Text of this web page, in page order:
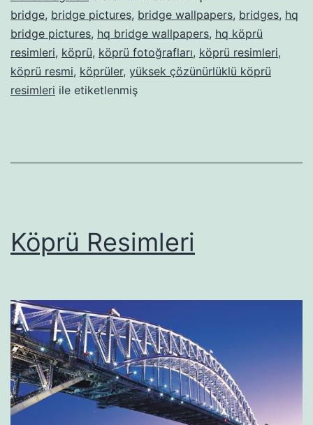
bridge, bridge pictures, bridge wallpapers, bridges, hq
bridge pictures, hq bridge wallpapers, hq köprü
resimleri, köprü, köprü fotoğrafları, köprü resimleri,
köprü resmi, köprüler, yüksek çözünürlüklü köprü
resimleri ile etiketlenmiş
Köprü Resimleri